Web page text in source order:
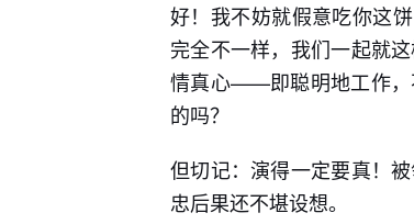
好！我不妨就假意吃你这
完全不一样，我们一起就
情真心——即聪明地工作，
的吗？
但切记：演得一定要真！
忠后果还不堪设想。